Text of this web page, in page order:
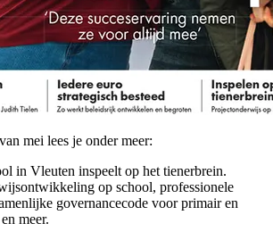
mei lees je onder meer:
in Vleuten inspeelt op het tienerbrein.
op school, professionele
governancecode voor primair en
meer.